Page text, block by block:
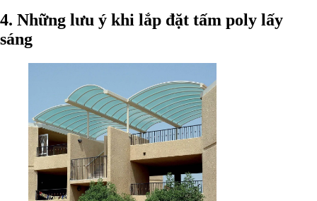
4. Những lưu ý khi lắp đặt tấm poly lấy
sáng